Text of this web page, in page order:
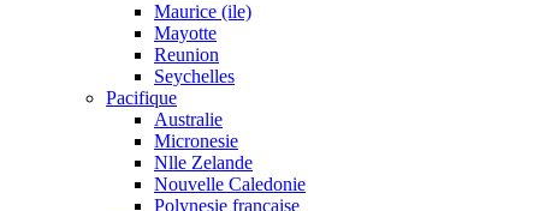
Maurice (ile)
Mayotte
Reunion
Seychelles
Pacifique
Australie
Micronesie
Nlle Zelande
Nouvelle Caledonie
Polynesie francaise